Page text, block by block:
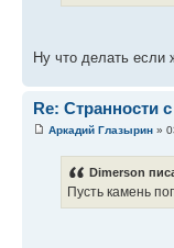
Ну что делать если
Re: Странности
Аркадий Глазырин »
Dimerson
Пусть камень